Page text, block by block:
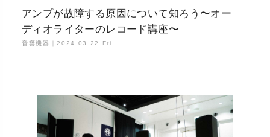
アンプが故障する原因について知ろう〜オー
ディオライターのレコード講座〜
音響機器｜2024.03.22 Fri